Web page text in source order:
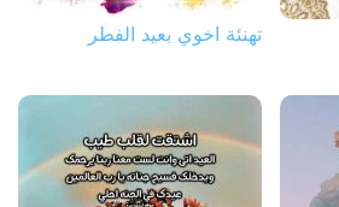
تهنئة اخوي بعيد الفطر